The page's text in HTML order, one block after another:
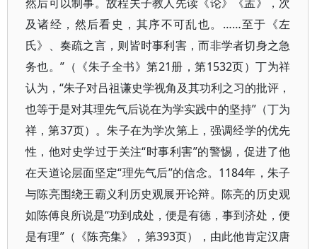
及诸经，然后看史，其序不可乱也。……至于《左
氏》、奏疏之言，则皆时事利害，而非学者切身之急
务也。”（《朱子全书》第21册，第1532页）丁为祥
认为，“朱子对吕祖谦史学视角及其功利之习的批评，
也等于是对其理先气后说在为学实践中的坚持”（丁为
祥，第37页）。朱子在为学次第上，强调经学的优先
性，他对史学过于关注“时事利害”的警惕，促进了他
在天道论层面坚定“理先气后”的信念。1184年，朱子
与陈亮围绕王霸义利历史观展开论辩。陈亮的历史观
如陈傅良所说是“功到成处，便是有德，事到济处，便
是有理”（《陈亮集》，第393页），由此他肯定汉唐